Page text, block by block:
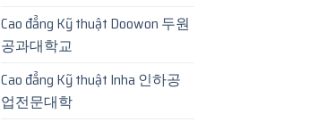
Cao đẳng Kỹ thuật Doowon 두원
공과대학교
Cao đẳng Kỹ thuật Inha 인하공
업전문대학